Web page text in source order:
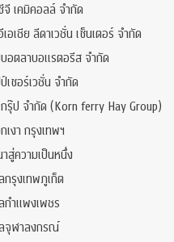
จี เคมิคอลล์ จำกัด
อเชีย ลีดาเวชั่น เซ็นเตอร์ จำกัด
อตลาบอแรตอรีส จำกัด
ซอร์เวชั่น จำกัด
รุ๊ป จำกัด (Korn ferry Hay Group)
เงา กรุงเทพฯ
ความเป็นหนึ่ง
กรุงเทพภูเก็ต
กำแพงเพชร
จุฬาลงกรณ์